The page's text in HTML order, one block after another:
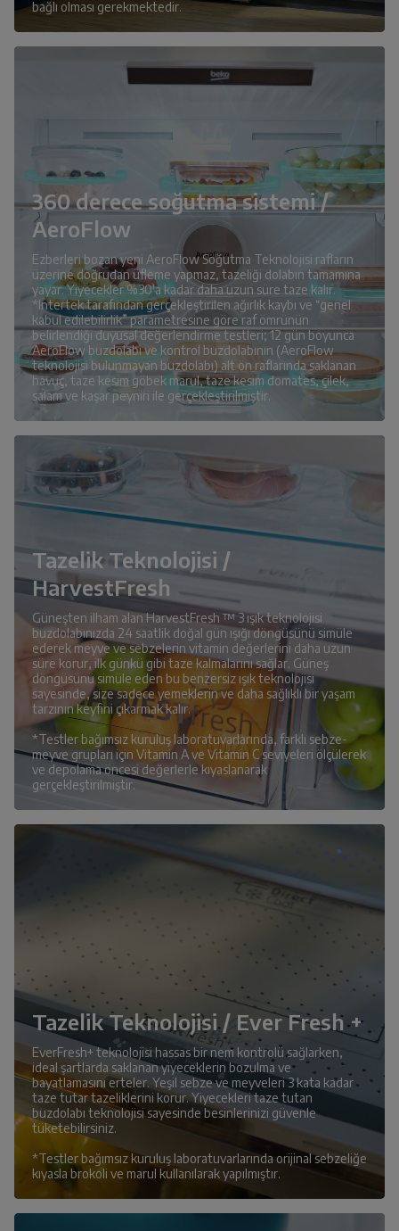
bağlı olması gerekmektedir.
360 derece soğutma sistemi /
AeroFlow
Ezberleri bozan yeni AeroFlow Soğutma Teknolojisi rafların
üzerine doğrudan üfleme yapmaz, tazeliği dolabın tamamına
yayar. Yiyecekler %30'a kadar daha uzun süre taze kalır.
*Intertek tarafından gerçekleştirilen ağırlık kaybı ve “genel
kabul edilebilirlik” parametresine göre raf ömrünün
belirlendiği duyusal değerlendirme testleri; 12 gün boyunca
AeroFlow buzdolabı ve kontrol buzdolabının (AeroFlow
teknolojisi bulunmayan buzdolabı) alt ön raflarında saklanan
havuç, taze kesim göbek marul, taze kesim domates, çilek,
salam ve kaşar peyniri ile gerçekleştirilmiştir.
Tazelik Teknolojisi /
HarvestFresh
Güneşten ilham alan HarvestFresh ™ 3 ışık teknolojisi
buzdolabınızda 24 saatlik doğal gün ışığı döngüsünü simüle
ederek meyve ve sebzelerin vitamin değerlerini daha uzun
süre korur, ilk günkü gibi taze kalmalarını sağlar. Güneş
döngüsünü simüle eden bu benzersiz ışık teknolojisi
sayesinde, size sadece yemeklerin ve daha sağlıklı bir yaşam
tarzının keyfini çıkarmak kalır.
*Testler bağımsız kuruluş laboratuvarlarında, farklı sebze-
meyve grupları için Vitamin A ve Vitamin C seviyeleri ölçülerek
ve depolama öncesi değerlerle kıyaslanarak
gerçekleştirilmiştir.
Tazelik Teknolojisi / Ever Fresh +
EverFresh+ teknolojisi hassas bir nem kontrolü sağlarken,
ideal şartlarda saklanan yiyeceklerin bozulma ve
bayatlamasını erteler. Yeşil sebze ve meyveleri 3 kata kadar
taze tutar tazeliklerini korur. Yiyecekleri taze tutan
buzdolabı teknolojisi sayesinde besinlerinizi güvenle
tüketebilirsiniz.
*Testler bağımsız kuruluş laboratuvarlarında orijinal sebzeliğe
kıyasla brokoli ve marul kullanılarak yapılmıştır.